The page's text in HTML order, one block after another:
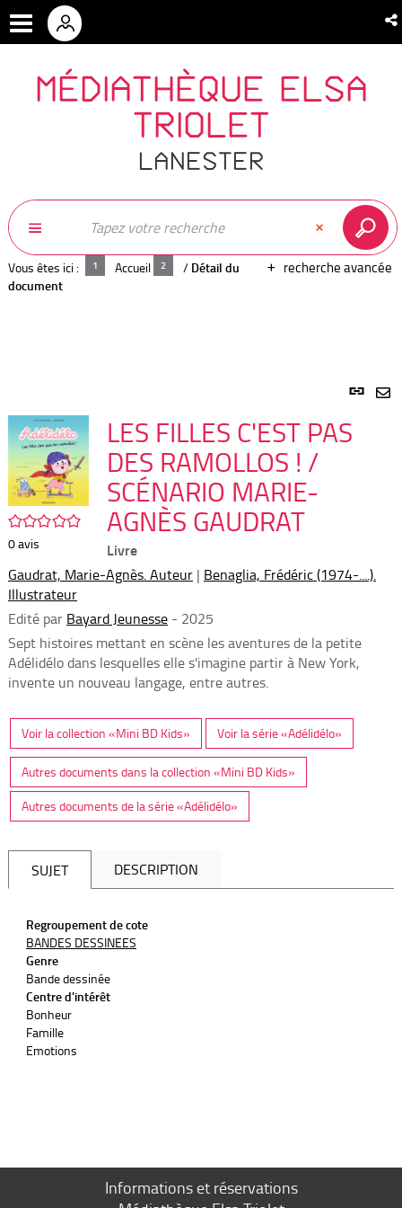
MÉDIATHÈQUE ELSA
TRIOLET
LANESTER
recherche avancée
Vous êtes ici : Accueil / Détail du
document
Lien
/5
0avis
LES FILLES C'EST PAS
DES RAMOLLOS ! /
SCÉNARIO MARIE-
AGNÈS GAUDRAT
Livre
Gaudrat, Marie-Agnès. Auteur | Benaglia, Frédéric (1974-....).
Illustrateur
Edité par Bayard Jeunesse - 2025
Sept histoires mettant en scène les aventures de la petite
Adélidélo dans lesquelles elle s'imagine partir à New York,
invente un nouveau langage, entre autres.
Voir la collection «Mini BD Kids» Voir la série «Adélidélo»
Autres documents dans la collection «Mini BD Kids»
Autres documents de la série «Adélidélo»
SUJET DESCRIPTION
Regroupement de cote
BANDES DESSINEES
Genre
Bande dessinée
Centre d'intérêt
Bonheur
Famille
Emotions
Informations et réservations